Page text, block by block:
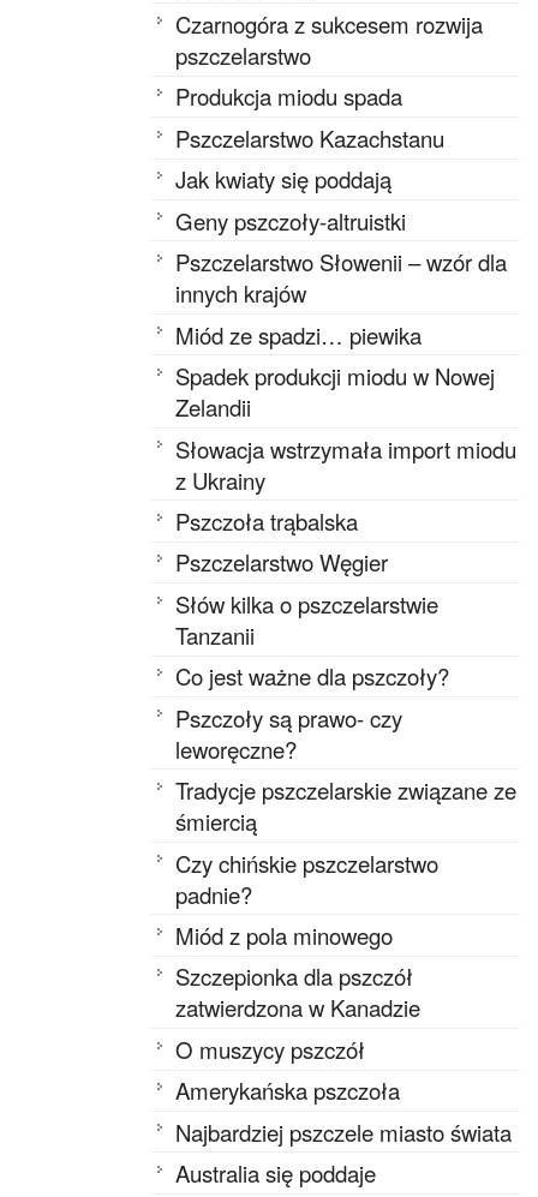
Czarnogóra z sukcesem rozwija
pszczelarstwo
Produkcja miodu spada
Pszczelarstwo Kazachstanu
Jak kwiaty się poddają
Geny pszczoły-altruistki
Pszczelarstwo Słowenii – wzór dla
innych krajów
Miód ze spadzi… piewika
Spadek produkcji miodu w Nowej
Zelandii
Słowacja wstrzymała import miodu
z Ukrainy
Pszczoła trąbalska
Pszczelarstwo Węgier
Słów kilka o pszczelarstwie
Tanzanii
Co jest ważne dla pszczoły?
Pszczoły są prawo- czy
leworęczne?
Tradycje pszczelarskie związane ze
śmiercią
Czy chińskie pszczelarstwo
padnie?
Miód z pola minowego
Szczepionka dla pszczół
zatwierdzona w Kanadzie
O muszycy pszczół
Amerykańska pszczoła
Najbardziej pszczele miasto świata
Australia się poddaje